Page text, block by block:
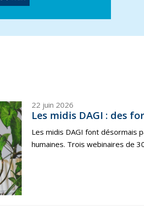
22 juin 2026
Les midis DAGI : des
Les midis DAGI font désormais
humaines. Trois webinaires de